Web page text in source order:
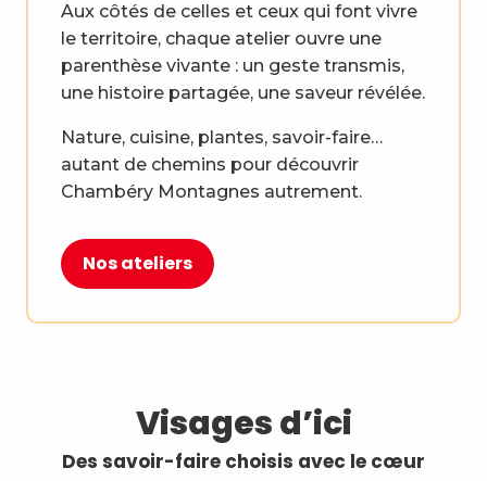
Aux côtés de celles et ceux qui font vivre
le territoire, chaque atelier ouvre une
parenthèse vivante : un geste transmis,
une histoire partagée, une saveur révélée.
Nature, cuisine, plantes, savoir-faire…
autant de chemins pour découvrir
Chambéry Montagnes autrement.
Nos ateliers
Visages d’ici
Des savoir-faire choisis avec le cœur